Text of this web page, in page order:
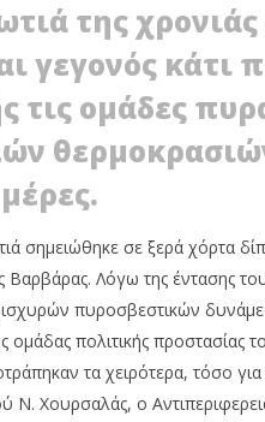
ΈΡΧΟΝΤΑΙ
ΑΦΑΙΡΕΣΗ
13
Μαΐου
2020
Maxitis
Petroupolis
της χρονιάς
γεγονός κάτι
τις ομάδες
σημειώθηκε σε ξερά χόρτα
Βαρβάρας. Λόγω της έντασης
πυροσβεστικών
ομάδας πολιτικής
τα χειρότερα, τόσο
Ν. Χουρσαλάς, ο